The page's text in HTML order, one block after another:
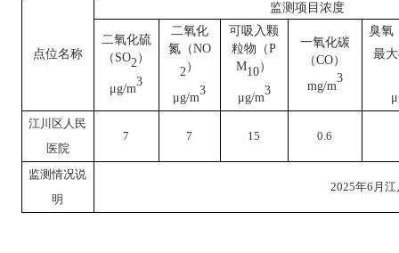
点位名称
监测项目浓度
二氧化硫
（ SO2）
μg/m
3
二氧化
氮（NO
2）
μg/m
3
可吸入颗
粒物（P
M10）
μg/m
3
一氧化碳
（CO）
mg/m
3
臭氧
最大
江川区人民
医院
7 7 15 0.6
监测情况说
明
2025年6 月